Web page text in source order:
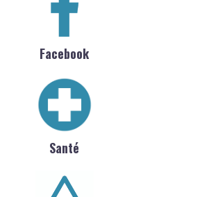
Facebook
Santé